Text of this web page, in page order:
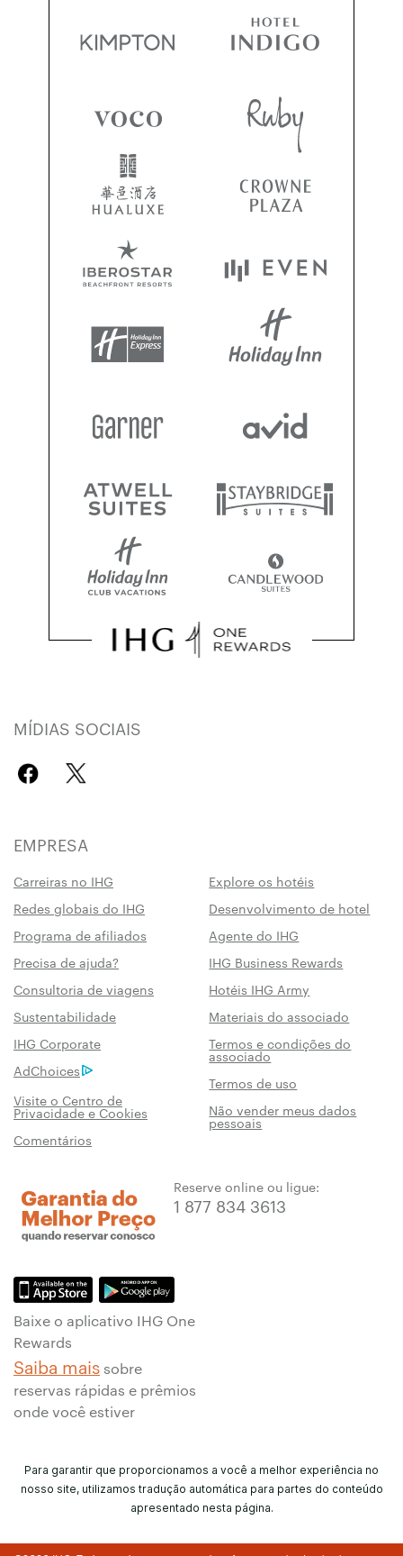
MÍDIAS SOCIAIS
EMPRESA
Carreiras no IHG
Explore os hotéis
Redes globais do IHG
Desenvolvimento de hotel
Programa de afiliados
Agente do IHG
Precisa de ajuda?
IHG Business Rewards
Consultoria de viagens
Hotéis IHG Army
Sustentabilidade
Materiais do associado
IHG Corporate
Termos e condições do
associado
AdChoices
Termos de uso
Visite o Centro de
Privacidade e Cookies Não vender meus dados
pessoais
Comentários
Reserve online ou ligue:
1 877 834 3613
Baixe o aplicativo IHG One
Rewards
Saiba mais sobre
reservas rápidas e prêmios
onde você estiver
Para garantir que proporcionamos a você a melhor experiência no
nosso site, utilizamos tradução automática para partes do conteúdo
apresentado nesta página.